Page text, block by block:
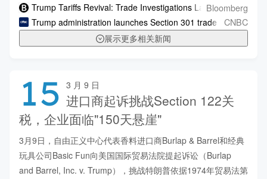
Trump Tariffs Revival: Trade Investigations Launched in
Bloomberg
Trump administration launches Section 301 trade probes into
CNBC
展示更多相关新闻
15 3 月 9 日
进口商起诉挑战Section 122关
税，企业面临"150天悬崖"
3月9日，自由正义中心代表香料进口商Burlap & Barrel和经典
玩具公司Basic Fun向美国国际贸易法院提起诉讼（Burlap
and Barrel, Inc. v. Trump），挑战特朗普依据1974年贸易法第